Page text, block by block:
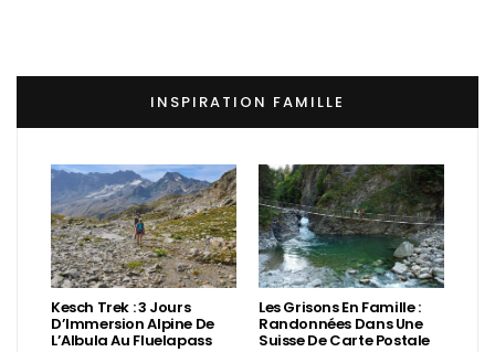
INSPIRATION FAMILLE
Kesch Trek : 3 Jours
D’Immersion Alpine De
L’Albula Au Fluelapass
Les Grisons En Famille :
Randonnées Dans Une
Suisse De Carte Postale